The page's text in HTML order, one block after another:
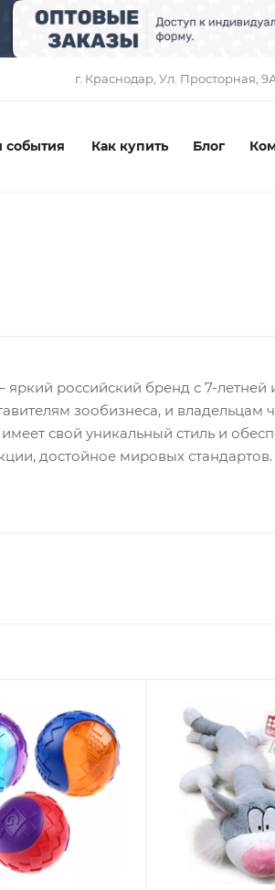
г. Краснодар, ​Ул. Просторная,
Как купить Блог
яркий российский бренд с 7-
зообизнеса, и владельцам
свой уникальный стиль и
достойное мировых стандартов.